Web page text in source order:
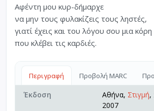
Αφέντη μου κυρ-δήμαρχε
να μην τους φυλακίζεις τους ληστές,
γιατί έχεις και του λόγου σου μια κόρη
που κλέβει τις καρδιές.
Περιγραφή Προβολή MARC
Έκδοση Αθήνα, Στιγμή,
2007